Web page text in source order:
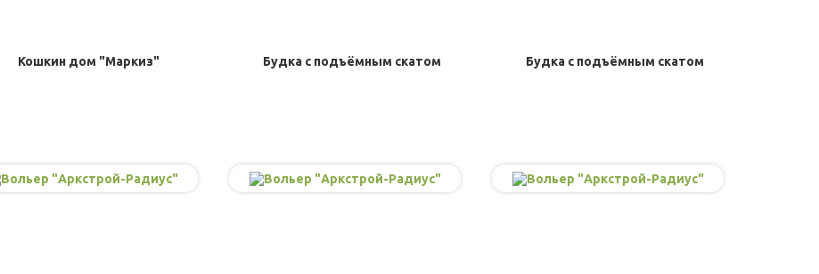
Кошкин дом "Маркиз" Будка с подъёмным скатом Будка с подъёмным скатом